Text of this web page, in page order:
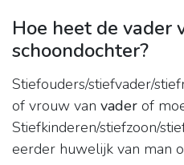
Hoe heet de vader
schoondochter?
Stiefouders/stiefvader/
of vrouw van vader of
Stiefkinderen/stiefzoon/
eerder huwelijk van man